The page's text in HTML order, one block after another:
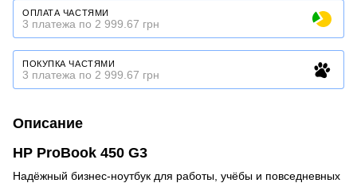
ОПЛАТА ЧАСТЯМИ
3 платежа по 2 999.67 грн
ПОКУПКА ЧАСТЯМИ
3 платежа по 2 999.67 грн
Описание
HP ProBook 450 G3
Надёжный бизнес-ноутбук для работы, учёбы и повседневных